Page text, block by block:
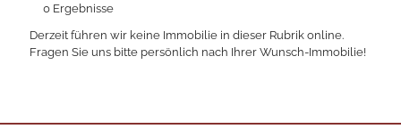
0 Ergebnisse
Derzeit führen wir keine Immobilie in dieser Rubrik online.
Fragen Sie uns bitte persönlich nach Ihrer Wunsch-Immobilie!